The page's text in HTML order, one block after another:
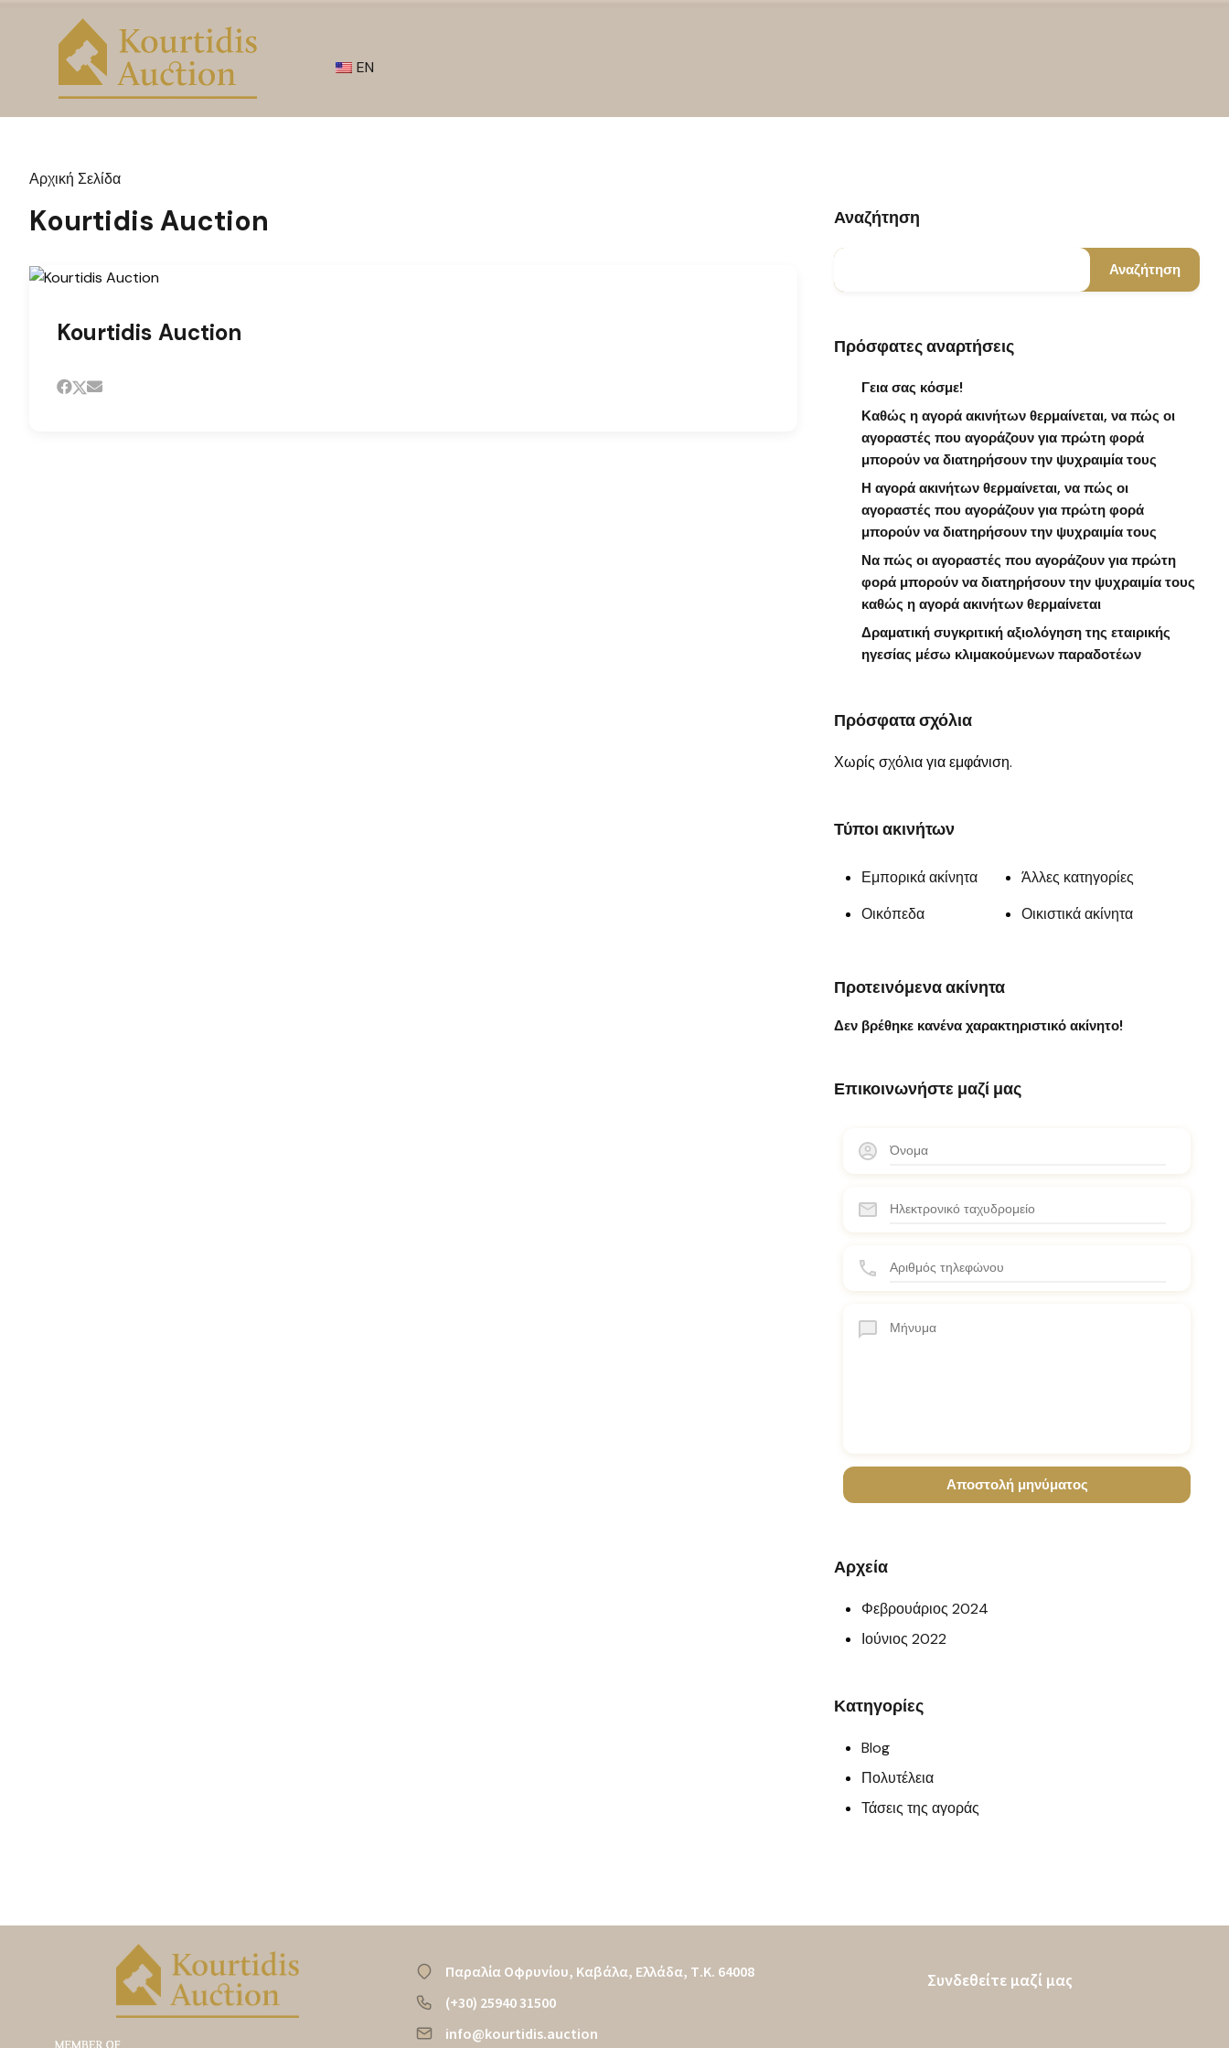
EN
Αρχική Σελίδα
Kourtidis Auction
Kourtidis Auction
Αναζήτηση
Αναζήτηση
Πρόσφατες αναρτήσεις
Γεια σας κόσμε!
Καθώς η αγορά ακινήτων θερμαίνεται, να πώς οι
αγοραστές που αγοράζουν για πρώτη φορά
μπορούν να διατηρήσουν την ψυχραιμία τους
Η αγορά ακινήτων θερμαίνεται, να πώς οι
αγοραστές που αγοράζουν για πρώτη φορά
μπορούν να διατηρήσουν την ψυχραιμία τους
Να πώς οι αγοραστές που αγοράζουν για πρώτη
φορά μπορούν να διατηρήσουν την ψυχραιμία τους
καθώς η αγορά ακινήτων θερμαίνεται
Δραματική συγκριτική αξιολόγηση της εταιρικής
ηγεσίας μέσω κλιμακούμενων παραδοτέων
Πρόσφατα σχόλια
Χωρίς σχόλια για εμφάνιση.
Τύποι ακινήτων
Εμπορικά ακίνητα
Άλλες κατηγορίες
Οικόπεδα
Οικιστικά ακίνητα
Προτεινόμενα ακίνητα
Δεν βρέθηκε κανένα χαρακτηριστικό ακίνητο!
Επικοινωνήστε μαζί μας
Αρχεία
Φεβρουάριος 2024
Ιούνιος 2022
Κατηγορίες
Blog
Πολυτέλεια
Τάσεις της αγοράς
Παραλία Οφρυνίου, Καβάλα, Ελλάδα, Τ.Κ. 64008
(+30) 25940 31500
info@kourtidis.auction​
Συνδεθείτε μαζί μας